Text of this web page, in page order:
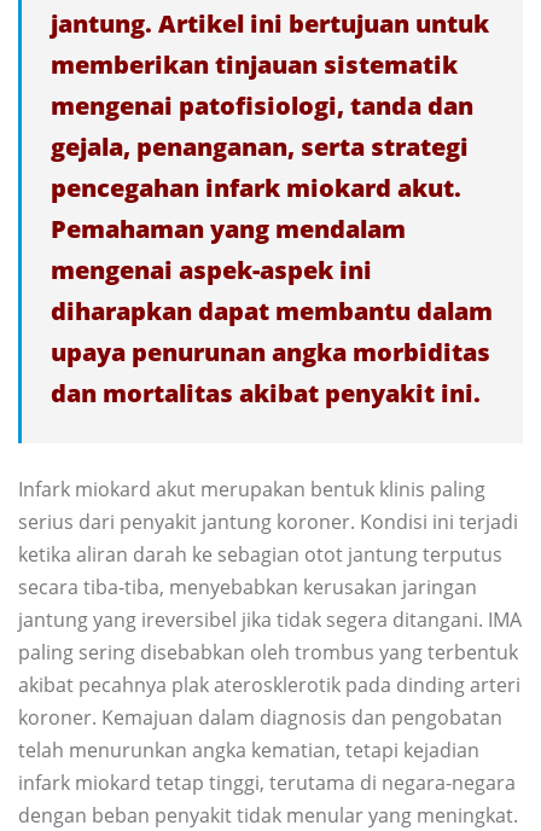
jantung. Artikel ini bertujuan untuk
memberikan tinjauan sistematik
mengenai patofisiologi, tanda dan
gejala, penanganan, serta strategi
pencegahan infark miokard akut.
Pemahaman yang mendalam
mengenai aspek-aspek ini
diharapkan dapat membantu dalam
upaya penurunan angka morbiditas
dan mortalitas akibat penyakit ini.
Infark miokard akut merupakan bentuk klinis paling
serius dari penyakit jantung koroner. Kondisi ini terjadi
ketika aliran darah ke sebagian otot jantung terputus
secara tiba-tiba, menyebabkan kerusakan jaringan
jantung yang ireversibel jika tidak segera ditangani. IMA
paling sering disebabkan oleh trombus yang terbentuk
akibat pecahnya plak aterosklerotik pada dinding arteri
koroner. Kemajuan dalam diagnosis dan pengobatan
telah menurunkan angka kematian, tetapi kejadian
infark miokard tetap tinggi, terutama di negara-negara
dengan beban penyakit tidak menular yang meningkat.